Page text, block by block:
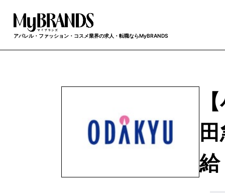
アパレル・ファッション・コスメ業界の求人・転職ならMyBRANDS
給